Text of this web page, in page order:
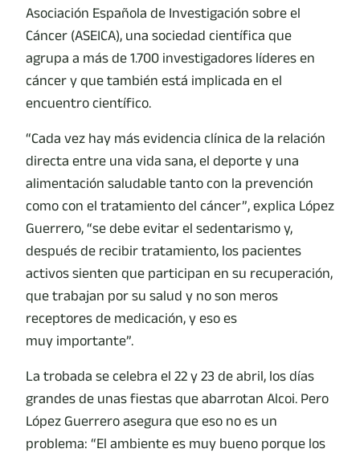
Asociación Española de Investigación sobre el
Cáncer (ASEICA), una sociedad científica que
agrupa a más de 1.700 investigadores líderes en
cáncer y que también está implicada en el
encuentro científico.
“Cada vez hay más evidencia clínica de la relación
directa entre una vida sana, el deporte y una
alimentación saludable tanto con la prevención
como con el tratamiento del cáncer”, explica López
Guerrero, “se debe evitar el sedentarismo y,
después de recibir tratamiento, los pacientes
activos sienten que participan en su recuperación,
que trabajan por su salud y no son meros
receptores de medicación, y eso es
muy importante”.
La trobada se celebra el 22 y 23 de abril, los días
grandes de unas fiestas que abarrotan Alcoi. Pero
López Guerrero asegura que eso no es un
problema: “El ambiente es muy bueno porque los